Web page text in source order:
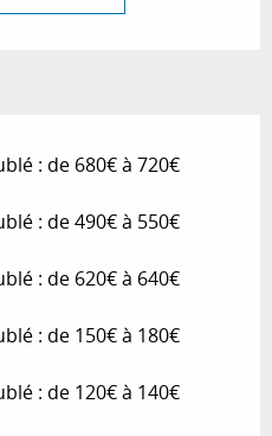
: de 680€ à 720€
: de 490€ à 550€
: de 620€ à 640€
: de 150€ à 180€
: de 120€ à 140€